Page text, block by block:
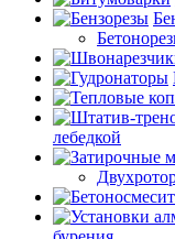
лебедкой